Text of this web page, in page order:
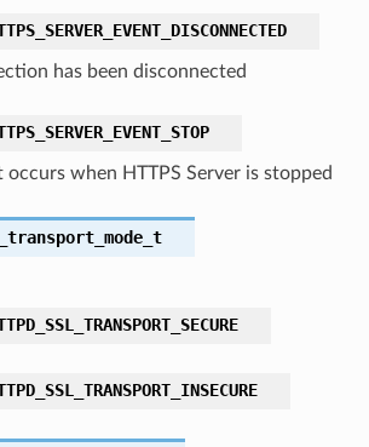
has been disconnected
occurs when HTTPS Server is stopped